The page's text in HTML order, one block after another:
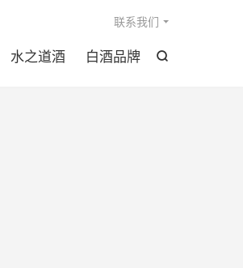

水之道酒 白酒品牌
联系我们